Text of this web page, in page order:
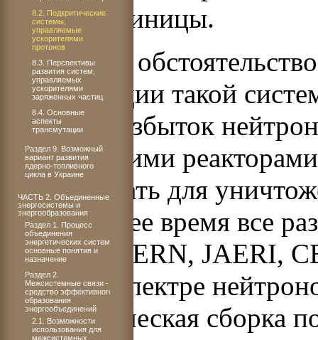
меньше единицы.
Последнее
эксплуатации такой
большой избыток
критическими
использовать для
В настоящее время все
систем в CERN, JAERI,
быстром спектре
Подкритическая сборка
8.2. Подкритические
системы,
управляемые
ускорителями
протонов
8.3. Перспективы
развития систем,
управляемых
ускорителями
заряженных частиц
8.4. Основные
аспекты
трансмутации
Раздел 9. Возможный
вариант развития
ядерно-топливного
цикла в Украине
ЧАСТЬ 2. Объединенные
энергосистемы и
энергообразования
Раздел 1. Процесс
объединения
энергетических систем:
основные понятия и
назначение
Раздел 2.
Межсистемные связи -
средство эффективного
образования
энергообъединений
2.1. Возможности
использования для
межсистемных